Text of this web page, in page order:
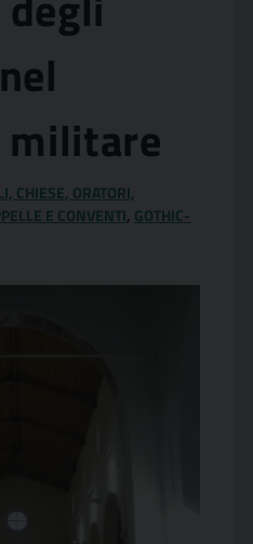
CHIESE, ORATORI,
E CONVENTI, GOTHIC-